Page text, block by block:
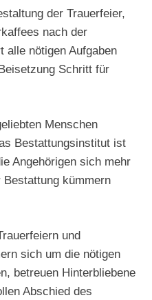
der Trauerfeier,
nach der
alle nötigen Aufgaben
Schritt für
Menschen
Bestattungsinstitut ist
Angehörigen sich mehr
Bestattung kümmern
und
sich um die nötigen
betreuen Hinterbliebene
Abschied des